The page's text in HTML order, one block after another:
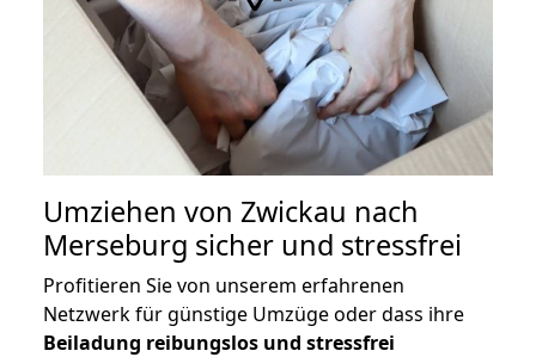
Umziehen von Zwickau nach
Merseburg sicher und stressfrei
Profitieren Sie von unserem erfahrenen
Netzwerk für günstige Umzüge oder dass ihre
Beiladung reibungslos und stressfrei